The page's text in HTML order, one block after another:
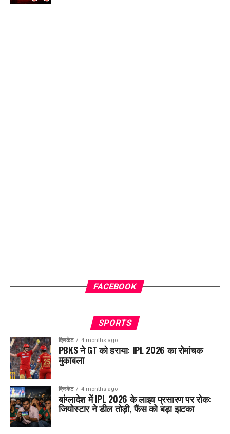
FACEBOOK
SPORTS
क्रिकेट 4 months ago
PBKS ने GT को हराया: IPL 2026 का रोमांचक
मुकाबला
क्रिकेट 4 months ago
बांग्लादेश में IPL 2026 के लाइव प्रसारण पर रोक:
जियोस्टार ने डील तोड़ी, फैंस को बड़ा झटका